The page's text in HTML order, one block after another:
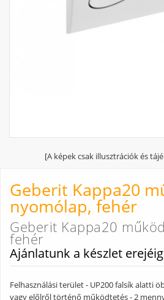
[A képek csak illusztrációk és
Geberit Kappa20
nyomólap, fehér
Geberit Kappa20
fehér
Ajánlatunk a készlet
Felhasználási terület - UP200 falsík alatti
vagy előlről történő működtetés - 2